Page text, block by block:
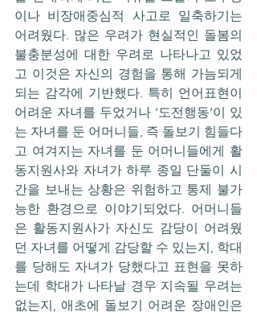
이나 비장애중심적 사고로 일축하기는
어려웠다. 많은 우려가 현실적인 돌봄의
불충분성에 대한 우려로 나타나고 있었
고 이것은 자신의 경험을 통해 가늠되게
되는 감각에 기반했다. 특히 언어표현이
어려운 자녀를 두었거나 ‘도전행동’이 있
는 자녀를 둔 어머니들, 즉 돌보기 힘들다
고 여겨지는 자녀를 둔 어머니들에게 활
동지원사와 자녀가 하루 종일 단둘이 시
간을 보내는 상황은 위험하고 통제 불가
능한 환경으로 이야기되었다. 어머니들
은 활동지원사가 자신도 감당이 어려웠
던 자녀를 어떻게 감당할 수 있는지, 학대
를 당해도 자녀가 당했다고 표현을 못하
는데 학대가 나타날 경우 지속될 우려는
없는지, 애초에 돌보기 어려운 장애인은